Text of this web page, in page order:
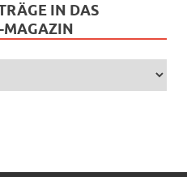
IN DAS
MAGAZIN